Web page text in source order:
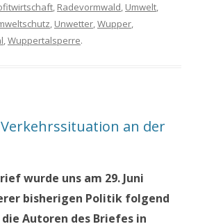
, Radevormwald, Umwelt,
, Unwetter,Wupper,
,Wuppertalsperre.
an der
wurde uns am 29. Juni
bisherigen Politik folgend
Autoren des Briefes in